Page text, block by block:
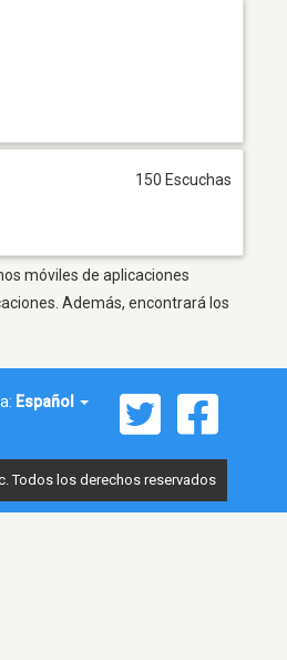
150 Escuchas
móviles de aplicaciones
Además, encontrará los
Español
Todos los derechos reservados